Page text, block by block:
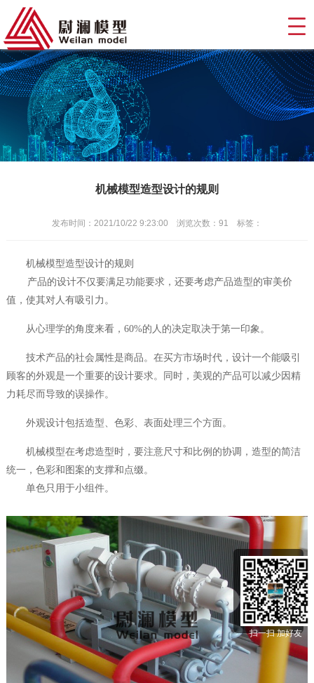
机械模型造型设计的规则
发布时间：2021/10/22 9:23:00 浏览次数： 91 标签：
机械模型造型设计的规则
产品的设计不仅要满足功能要求，还要考虑产品造型的审美价
值，使其对人有吸引力。
从心理学的角度来看，60%的人的决定取决于第一印象。
技术产品的社会属性是商品。在买方市场时代，设计一个能吸引
顾客的外观是一个重要的设计要求。同时，美观的产品可以减少因精
力耗尽而导致的误操作。
外观设计包括造型、色彩、表面处理三个方面。
机械模型在考虑造型时，要注意尺寸和比例的协调，造型的简洁
统一，色彩和图案的支撑和点缀。
单色只用于小组件。
扫一扫 加好友